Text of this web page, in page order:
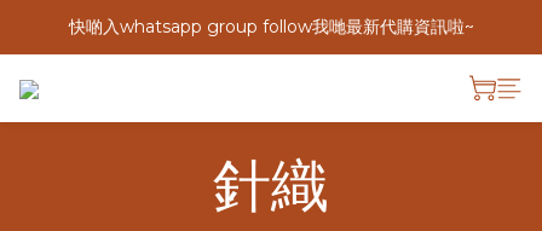
快啲入whatsapp group follow我哋最新代購資訊啦~
針織